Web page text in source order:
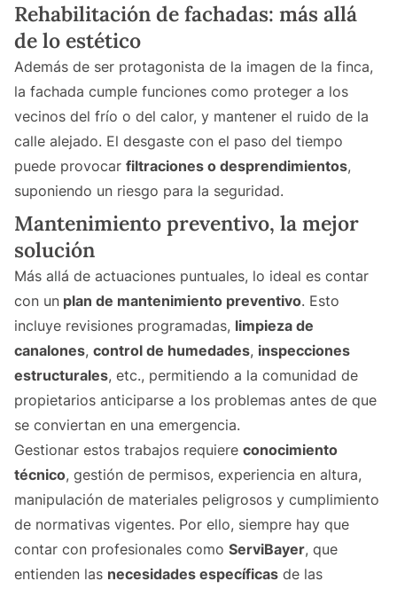
Rehabilitación de fachadas: más allá
de lo estético
Además de ser protagonista de la imagen de la finca,
la fachada cumple funciones como proteger a los
vecinos del frío o del calor, y mantener el ruido de la
calle alejado. El desgaste con el paso del tiempo
puede provocar filtraciones o desprendimientos,
suponiendo un riesgo para la seguridad.
Mantenimiento preventivo, la mejor
solución
Más allá de actuaciones puntuales, lo ideal es contar
con un plan de mantenimiento preventivo. Esto
incluye revisiones programadas, limpieza de
canalones, control de humedades, inspecciones
estructurales, etc., permitiendo a la comunidad de
propietarios anticiparse a los problemas antes de que
se conviertan en una emergencia.
Gestionar estos trabajos requiere conocimiento
técnico, gestión de permisos, experiencia en altura,
manipulación de materiales peligrosos y cumplimiento
de normativas vigentes. Por ello, siempre hay que
contar con profesionales como ServiBayer, que
entienden las necesidades específicas de las